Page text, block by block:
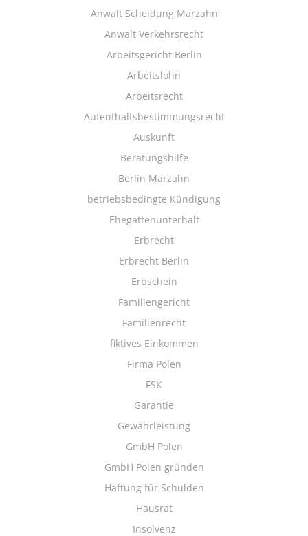
Anwalt Scheidung Marzahn
Anwalt Verkehrsrecht
Arbeitsgericht Berlin
Arbeitslohn
Arbeitsrecht
Aufenthaltsbestimmungsrecht
Auskunft
Beratungshilfe
Berlin Marzahn
betriebsbedingte Kündigung
Ehegattenunterhalt
Erbrecht
Erbrecht Berlin
Erbschein
Familiengericht
Familienrecht
fiktives Einkommen
Firma Polen
FSK
Garantie
Gewährleistung
GmbH Polen
GmbH Polen gründen
Haftung für Schulden
Hausrat
Insolvenz